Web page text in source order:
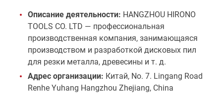
Описание деятельности: HANGZHOU HIRONO
TOOLS CO. LTD — профессиональная
производственная компания, занимающаяся
производством и разработкой дисковых пил
для резки металла, древесины и т. д.
Адрес организации: Китай, No. 7. Lingang Road
Renhe Yuhang Hangzhou Zhejiang, China